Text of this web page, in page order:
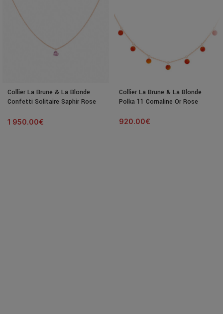
Collier La Brune & La Blonde
Confetti Solitaire Saphir Rose
1 950.00€
Collier La Brune & La Blonde
Polka 11 Cornaline Or Rose
920.00€